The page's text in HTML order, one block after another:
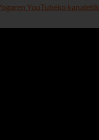
YouTubeko kanaletik